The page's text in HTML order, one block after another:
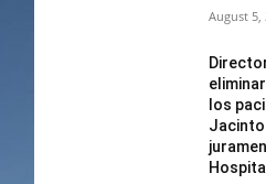
August 5,
los
Jacinto